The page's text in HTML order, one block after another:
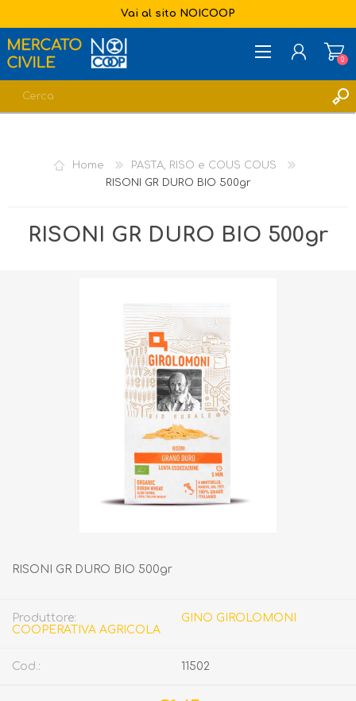
Vai al sito NOICOOP
LISTA DEI DESIDERI
0
Home
PASTA, RISO e COUS COUS
RISONI GR DURO BIO 500gr
RISONI GR DURO BIO 500gr
RISONI GR DURO BIO 500gr
Produttore:
GINO GIROLOMONI
COOPERATIVA AGRICOLA
Cod.: 11502